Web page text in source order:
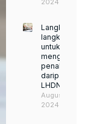
Langkah-
langkah
untuk
penalti
daripada
LHDN
August 22,
2024